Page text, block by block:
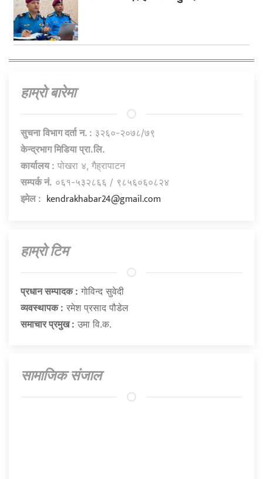
हाम्राे बारेमा
सुचना विभाग दर्ता न. : ३२६०-२०७८/७९
केन्द्रभाग मिडिया प्रा.लि.
कार्यालय : पोखरा ४, गैह्रापाटन
सम्पर्क नं. ०६१-५३२८६६ / ९८५६०६०८२४
इमेल : kendrakhabar24@gmail.com
हाम्राे टिम
प्रधान सम्पादक : गाेविन्द सुवेदी
व्यवस्थापक : रमेश प्रसाद पौडेल
समाचार प्रमुख : उमा वि.क.
सामाजिक संजाल